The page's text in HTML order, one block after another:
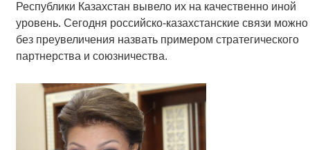
Республики Казахстан вывело их на качественно иной
уровень. Сегодня российско-казахстанские связи можно
без преувеличения назвать примером стратегического
партнерства и союзничества.